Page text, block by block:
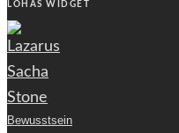
LOHAS WIDGET
Bewusstsein